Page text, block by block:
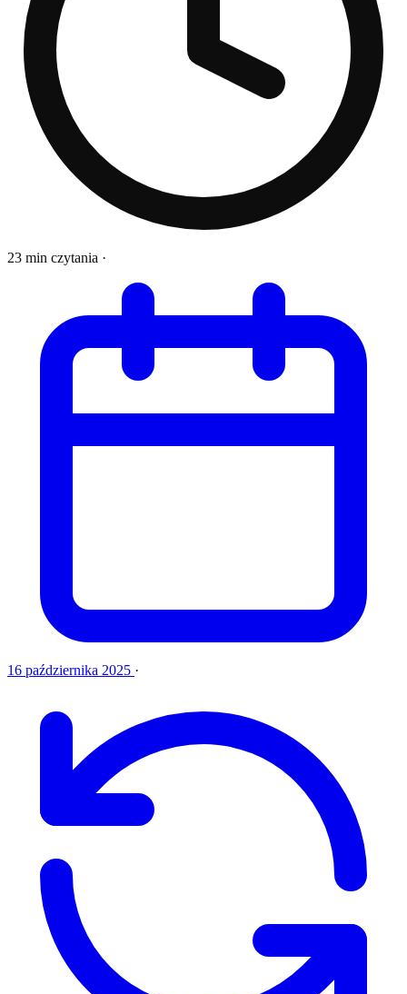
23 min czytania ·
16 października 2025 ·